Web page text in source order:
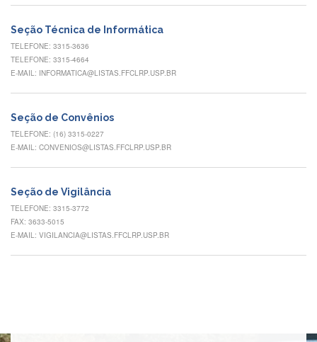
Pertencimento
Apoio
estudantil
Você
não
Reuniões
Conheça
Formulários
Contato
INTERNACIONALIZAÇÃO
Seção Técnica de Informática
TELEFONE: 3315-3636
TELEFONE: 3315-4664
E-MAIL: INFORMATICA@LISTAS.FFCLRP.USP.BR
Seção de Convênios
TELEFONE: (16) 3315-0227
E-MAIL: CONVENIOS@LISTAS.FFCLRP.USP.BR
Seção de Vigilância
TELEFONE: 3315-3772
FAX: 3633-5015
E-MAIL: VIGILANCIA@LISTAS.FFCLRP.USP.BR